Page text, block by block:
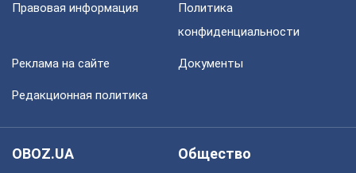
Правовая информация
Политика
конфиденциальности
Реклама на сайте Документы
Редакционная политика
OBOZ.UA
Общество